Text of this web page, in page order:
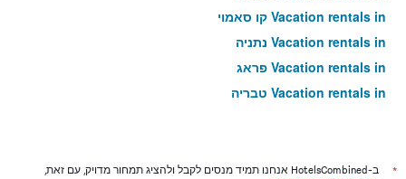
Vacation rentals in קו סאמוי
Vacation rentals in נתניה
Vacation rentals in פראג
Vacation rentals in טבריה
Vacation rentals in בנגקוק
*
ב-HotelsCombined אנחנו תמיד מנסים לקבל ולהציג תמחור מדויק, עם זאת,